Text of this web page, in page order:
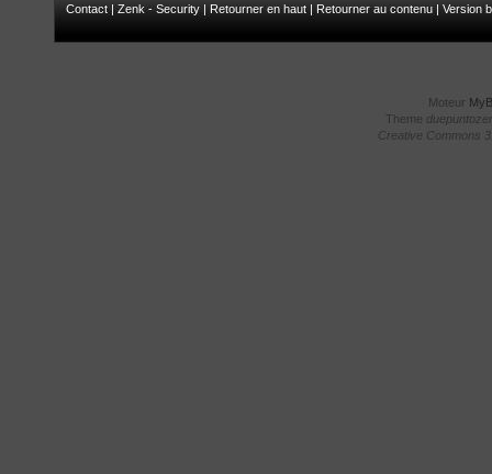
Contact | Zenk - Security | Retourner en haut | Retourner au contenu | Version
Moteur
Theme
Creative Commons